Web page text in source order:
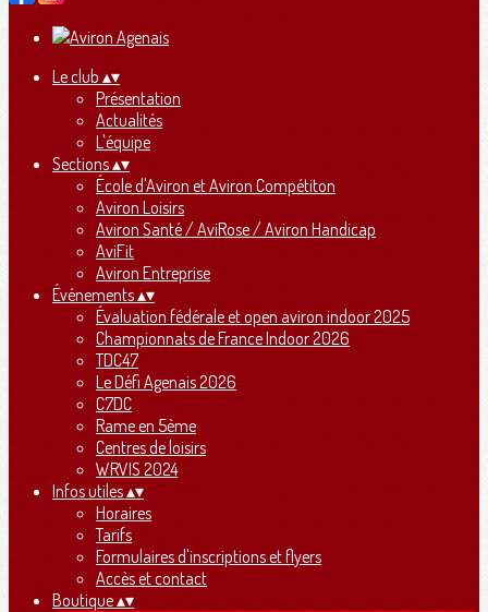
Le club ▴▾
Présentation
Actualités
L'équipe
Sections▴▾
École d'Aviron et Aviron Compétiton
Aviron Loisirs
Aviron Santé / AviRose / Aviron Handicap
AviFit
Aviron Entreprise
Événements▴▾
Évaluation fédérale et open aviron indoor 2025
Championnats de France Indoor 2026
TDC47
Le Défi Agenais 2026
C7DC
Rame en 5ème
Centres de loisirs
WRVIS 2024
Infos utiles▴▾
Horaires
Tarifs
Formulaires d'inscriptions et flyers
Accès et contact
Boutique▴▾